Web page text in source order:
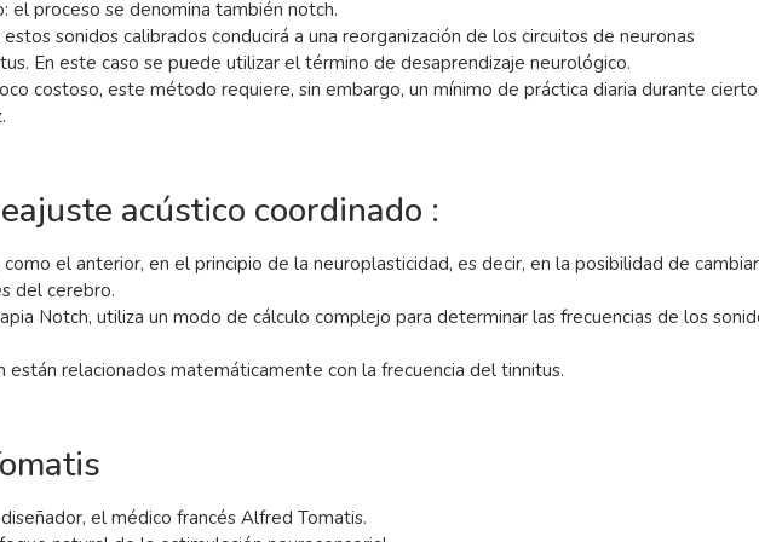
el proceso se denomina también notch.
sonidos calibrados conducirá a una reorganización de los circuitos de neuronas
En este caso se puede utilizar el término de desaprendizaje neurológico.
costoso, este método requiere, sin embargo, un mínimo de práctica diaria durante cierto
acústico coordinado :
el anterior, en el principio de la neuroplasticidad, es decir, en la posibilidad de cambiar
del cerebro.
Notch, utiliza un modo de cálculo complejo para determinar las frecuencias de los
están relacionados matemáticamente con la frecuencia del tinnitus.
el médico francés Alfred Tomatis.